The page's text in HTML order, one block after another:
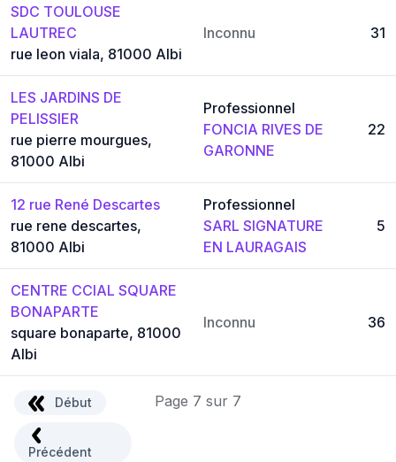
SDC TOULOUSE
LAUTREC
rue leon viala, 81000 Albi
Inconnu 31
LES JARDINS DE
PELISSIER
rue pierre mourgues,
81000 Albi
Professionnel
FONCIA RIVES DE
GARONNE
22
12 rue René Descartes
rue rene descartes,
81000 Albi
Professionnel
SARL SIGNATURE
EN LAURAGAIS
5
CENTRE CCIAL SQUARE
BONAPARTE
square bonaparte, 81000
Albi
Inconnu 36
Début
Précédent
Page 7 sur 7